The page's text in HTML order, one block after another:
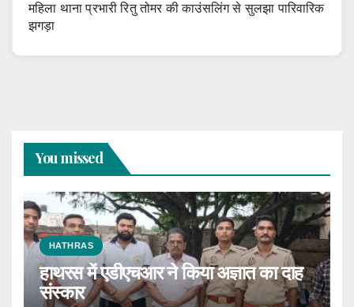
महिला थाना प्रभारी रितु तोमर की काउंसलिंग से सुलझा पारिवारिक
झगड़ा
You missed
HATHRAS
हाथरस में एडीएचआर ने किया अज्ञात का दाह
संस्कार